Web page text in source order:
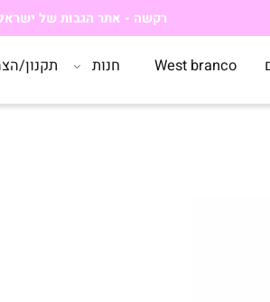
רקשה - אתר הגבות של ישראל
West branco חנות תקנון/